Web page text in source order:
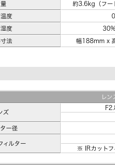
約3.6kg（フー
度
度
法 幅188mm x
レン
ズ
ー径
ィルター
※ IRカットフ